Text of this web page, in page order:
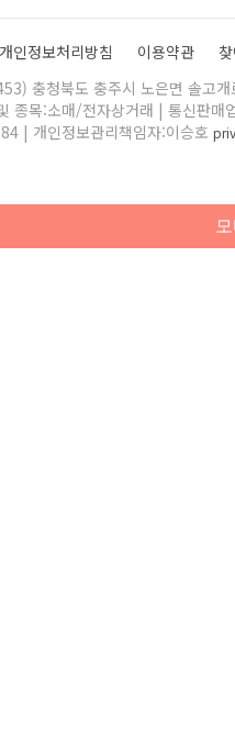
개인정보처리방침 이용약관
충청북도 충주시 노은면 솔고
종목:소매/전자상거래 | 통신판매
| 개인정보관리책임자:이승호